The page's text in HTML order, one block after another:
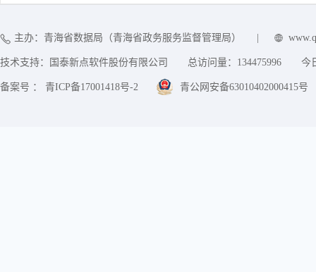
主办：青海省数据局（青海省政务服务监督管理局）
技术支持：国泰新点软件股份有限公司 总访问量： 134475996 今
备案号 ： 青ICP备17001418号-2 青公网安备63010402000415号